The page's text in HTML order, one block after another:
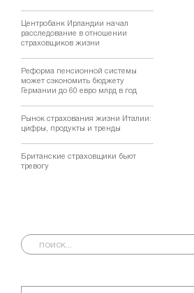
Центробанк Ирландии начал
расследование в отношении
страховщиков жизни
Реформа пенсионной системы
может сэкономить бюджету
Германии до 60 евро млрд в год
Рынок страхования жизни Италии:
цифры, продукты и тренды
Британские страховщики бьют
тревогу